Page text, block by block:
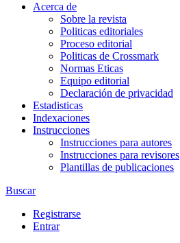
Acerca de
Sobre la revista
Politicas editoriales
Proceso editorial
Politicas de Crossmark
Normas Eticas
Equipo editorial
Declaración de privacidad
Estadisticas
Indexaciones
Instrucciones
Instrucciones para autores
Instrucciones para revisores
Plantillas de publicaciones
Buscar
Registrarse
Entrar